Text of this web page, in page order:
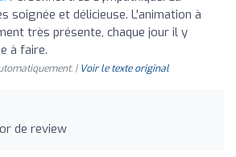
soignée et délicieuse. L'animation à
très présente, chaque jour il y
à faire.
| Voir le texte original
de review